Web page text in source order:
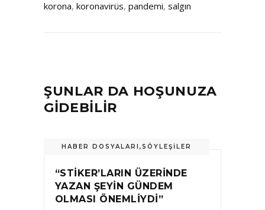
korona, koronavirüs, pandemi, salgın
ŞUNLAR DA HOŞUNUZA
GİDEBİLİR
HABER DOSYALARI ,SÖYLEŞILER
“STIKER’LARIN ÜZERINDE
YAZAN ŞEYIN GÜNDEM
OLMASI ÖNEMLIYDI”